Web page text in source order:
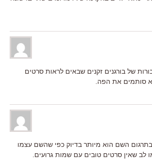
של בורגנים זקנים שבאים לראות סרטים
סותמים את הפה.
השם הוא מיותר בדיוק כפי שהשם עצמו
לב שאין סרטים טובים עם שמות גרועים.